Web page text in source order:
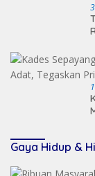
Gaya Hidup &